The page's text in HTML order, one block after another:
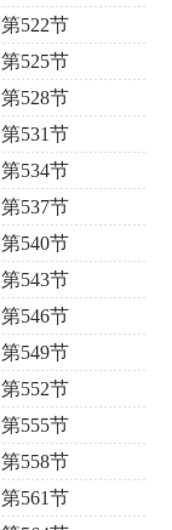
第522节
第525节
第528节
第531节
第534节
第537节
第540节
第543节
第546节
第549节
第552节
第555节
第558节
第561节